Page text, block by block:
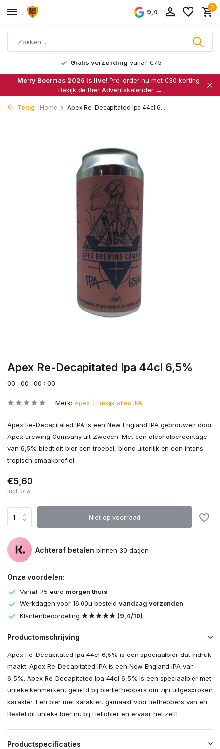
9,4
0
Gratis verzending vanaf €75
Merry Beermas 2026 is live! Pre-order nu met €30 korting –
Bekijk de Bier Adventskalender →
Terug Home Apex Re-Decapitated Ipa 44cl 6...
Apex Re-Decapitated Ipa 44cl 6,5%
00 : 00 : 00 : 00
Merk: Apex Bekijk alles IPA
Apex Re-Decapitated IPA is een New England IPA gebrouwen door
Apex Brewing Company uit Zweden. Met een alcoholpercentage
van 6,5% biedt dit bier een troebel, blond uiterlijk en een intens
tropisch smaakprofiel.
€5,60
Incl. btw
Niet op voorraad
Achteraf betalen binnen 30 dagen
Onze voordelen:
Vanaf 75 euro morgen thuis
Werkdagen voor 16.00u besteld vandaag verzonden
Klantenbeoordeling ★★★★★ (9,4/10)
Productomschrijving
Apex Re-Decapitated Ipa 44cl 6,5% is een speciaalbier dat indruk
maakt. Apex Re-Decapitated IPA is een New England IPA van
6,5%. Apex Re-Decapitated Ipa 44cl 6,5% is een speciaalbier met
unieke kenmerken, geliefd bij bierliefhebbers om zijn uitgesproken
karakter. Een bier met karakter, gemaakt voor liefhebbers van en.
Bestel dit unieke bier nu bij Hellobier en ervaar het zelf!
Productspecificaties